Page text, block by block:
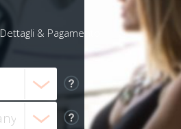
Dettagli & Pagamento